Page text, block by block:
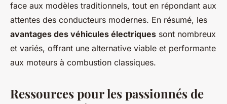
face aux modèles traditionnels, tout en répondant aux
attentes des conducteurs modernes. En résumé, les
avantages des véhicules électriques sont nombreux
et variés, offrant une alternative viable et performante
aux moteurs à combustion classiques.
Ressources pour les passionnés de